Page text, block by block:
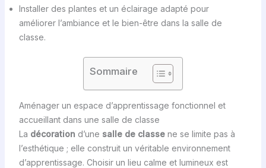
Installer des plantes et un éclairage adapté pour
améliorer l’ambiance et le bien-être dans la salle de
classe.
Sommaire
Aménager un espace d’apprentissage fonctionnel et
accueillant dans une salle de classe
La décoration d’une salle de classene se limite pas à
l’esthétique ; elle construit un véritable environnement
d’apprentissage. Choisir un lieu calme et lumineux est